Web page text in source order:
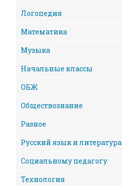
Логопедия
Математика
Музыка
Начальные классы
ОБЖ
Обществознание
Разное
Русский язык и литература
Социальному педагогу
Технология